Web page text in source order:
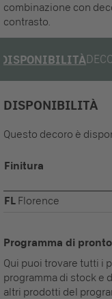
combinazione con
contrasto.
DISPONIBILITÀ
DISPONIBILITÀ
Questo decoro è
Finitura
FL Florence
Programma di
Qui puoi trovare tutti i
programma di stock e
altri prodotti del